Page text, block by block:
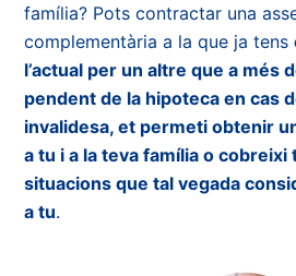
família? Pots contractar una
complementària a la que ja tens
l’actual per un altre que a més
pendent de la hipoteca en cas
invalidesa, et permeti obtenir
a tu i a la teva família o cobreixi
situacions que tal vegada
a tu.